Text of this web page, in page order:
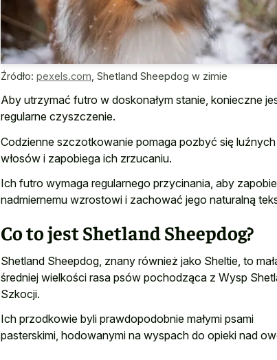
Źródło: pexels.com Shetland Sheepdog w zimie
Aby utrzymać futro w doskonałym stanie, konieczne
regularne czyszczenie.
Codzienne szczotkowanie pomaga pozbyć się luźnych
włosów i zapobiega ich zrzucaniu.
Ich futro wymaga regularnego przycinania, aby
nadmiernemu wzrostowi i zachować jego naturalną
Co to jest Shetland Sheepdog?
Shetland Sheepdog, znany również jako Sheltie, to
średniej wielkości rasa psów pochodząca z Wysp
Szkocji.
Ich przodkowie byli prawdopodobnie małymi psami
pasterskimi, hodowanymi na wyspach do opieki nad